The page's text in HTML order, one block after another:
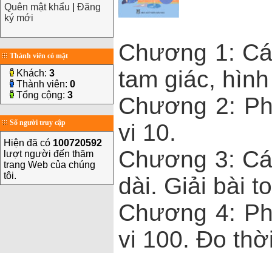
Quên mật khẩu
Đăng
ký mới
Thành viên có mặt
Khách: 3
Thành viên: 0
Tổng cộng: 3
Số người truy cập
Hiện đã có 100720592
lượt người đến thăm
trang Web của chúng
tôi.
Chương 1:
tam giác,
Chương 2:
vi 10.
Chương 3:
dài. Giải bài
Chương 4:
vi 100. Đo